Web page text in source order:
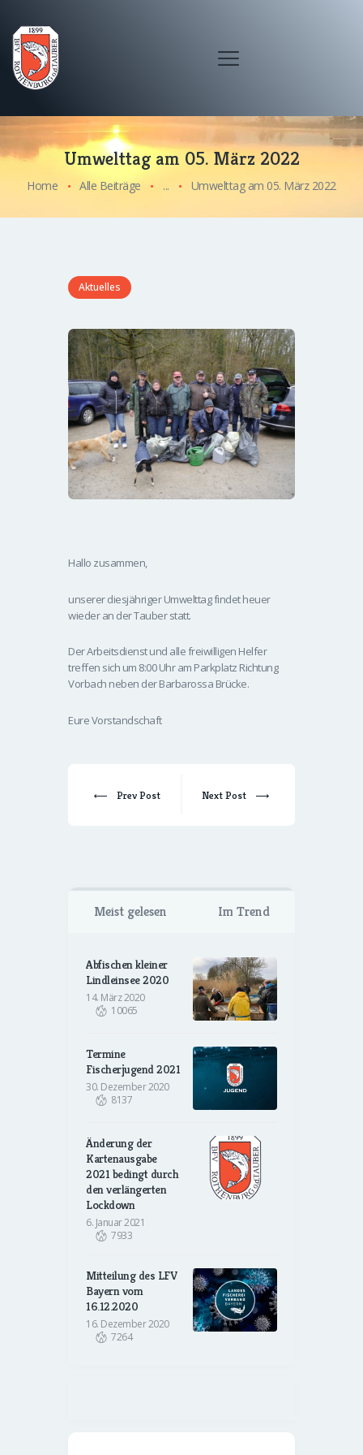
Umwelttag am 05. März 2022
Home Alle Beiträge ... Umwelttag am 05. März 2022
Aktuelles
Hallo zusammen,
unserer diesjähriger Umwelttag findet heuer
wieder an der Tauber statt.
Der Arbeitsdienst und alle freiwilligen Helfer
treffen sich um 8:00 Uhr am Parkplatz Richtung
Vorbach neben der Barbarossa Brücke.
Eure Vorstandschaft
Prev Post Next Post
Meist gelesen Im Trend
Abfischen kleiner
Lindleinsee 2020
14. März 2020
10065
Termine
Fischerjugend 2021
30. Dezember 2020
8137
Änderung der
Kartenausgabe
2021 bedingt durch
den verlängerten
Lockdown
6. Januar 2021
7933
Mitteilung des LFV
Bayern vom
16.12.2020
16. Dezember 2020
7264